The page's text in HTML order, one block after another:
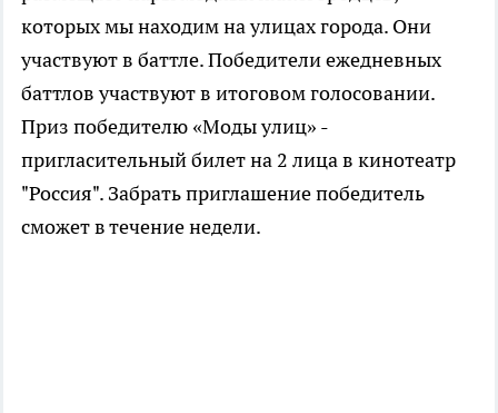
которых мы находим на улицах города. Они
участвуют в баттле. Победители ежедневных
баттлов участвуют в итоговом голосовании.
Приз победителю «Моды улиц» -
пригласительный билет на 2 лица в кинотеатр
"Россия". Забрать приглашение победитель
сможет в течение недели.